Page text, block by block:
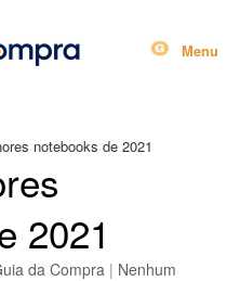
Menu
notebooks de 2021
2021
da Compra | Nenhum